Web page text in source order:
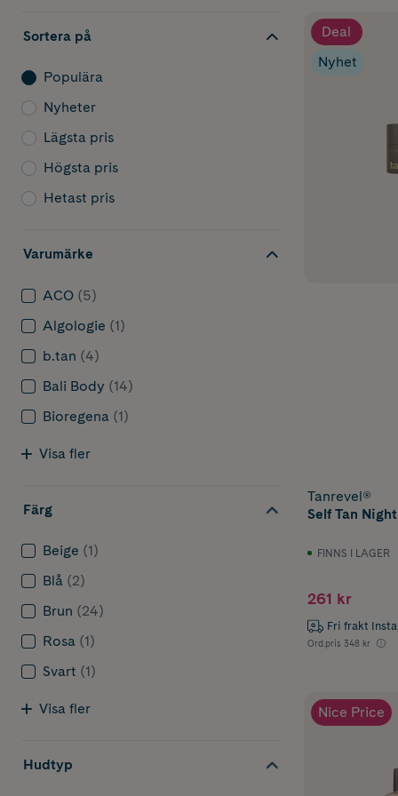
Till skillnad
gör BUS till
Populära
Det finns
Från subtilt
Brun
Torr hud:
Oljig
Tips!Har du
Sortera på
Populära
Nyheter
Lägsta pris
Högsta pris
Hetast pris
Varumärke
ACO (5)
Algologie (1)
b.tan (4)
Bali Body (14)
Bioregena (1)
Visa fler
Färg
Beige (1)
Blå (2)
Brun (24)
Rosa (1)
Svart (1)
Visa fler
Hudtyp
Deal
Nyhet
Tanrevel®
Self Tan
FINNS I LAGER
261 kr
Fri frakt
Ord.pris 348 kr
Nice Price